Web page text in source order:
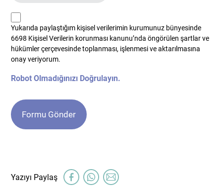
kvkk
*
Yukarıda paylaştığım kişisel verilerimin kurumunuz bünyesinde
6698 Kişisel Verilerin korunması kanunu’nda öngörülen şartlar ve
hükümler çerçevesinde toplanması, işlenmesi ve aktarılmasına
onay veriyorum.
Robot Olmadığınızı Doğrulayın.